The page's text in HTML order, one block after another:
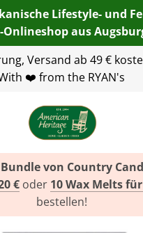
Lifestyle- und
Onlineshop aus
Versand ab 49 €
❤️ from the RYAN's
455 254 00
+49(0)151
von Country
€oder 10 Wax Melts
bestellen!